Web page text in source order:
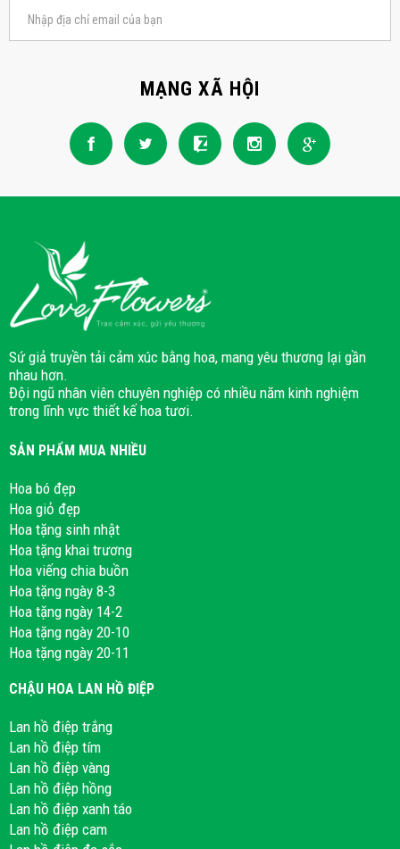
MẠNG XÃ HỘI
Sứ giả truyền tải cảm xúc bằng hoa, mang yêu thương lại gần
nhau hơn.
Đội ngũ nhân viên chuyên nghiệp có nhiều năm kinh nghiệm
trong lĩnh vực thiết kế hoa tươi.
SẢN PHẨM MUA NHIỀU
Hoa bó đẹp
Hoa giỏ đẹp
Hoa tặng sinh nhật
Hoa tặng khai trương
Hoa viếng chia buồn
Hoa tặng ngày 8-3
Hoa tặng ngày 14-2
Hoa tặng ngày 20-10
Hoa tặng ngày 20-11
CHẬU HOA LAN HỒ ĐIỆP
Lan hồ điệp trắng
Lan hồ điệp tím
Lan hồ điệp vàng
Lan hồ điệp hồng
Lan hồ điệp xanh táo
Lan hồ điệp cam